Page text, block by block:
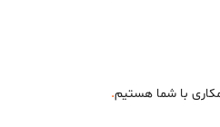
با شما هستیم.